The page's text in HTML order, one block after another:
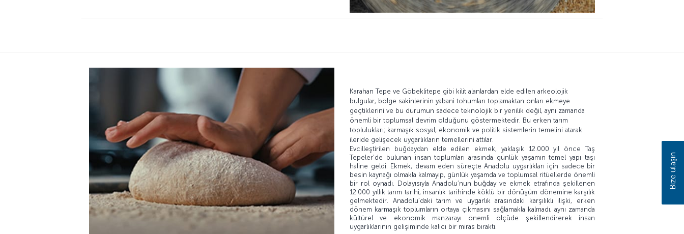
Karahan Tepe ve Göbeklitepe gibi kilit alanlardan elde edilen arkeolojik
bulgular, bölge sakinlerinin yabani tohumları toplamaktan onları ekmeye
geçtiklerini ve bu durumun sadece teknolojik bir yenilik değil, aynı zamanda
önemli bir toplumsal devrim olduğunu göstermektedir. Bu erken tarım
toplulukları; karmaşık sosyal, ekonomik ve politik sistemlerin temelini atarak
ileride gelişecek uygarlıkların temellerini attılar.
Evcilleştirilen buğdaydan elde edilen ekmek, yaklaşık 12.000 yıl önce Taş
Tepeler’de bulunan insan toplumları arasında günlük yaşamın temel yapı taşı
haline geldi. Ekmek, devam eden süreçte Anadolu uygarlıkları için sadece bir
besin kaynağı olmakla kalmayıp, günlük yaşamda ve toplumsal ritüellerde önemli
bir rol oynadı. Dolayısıyla Anadolu’nun buğday ve ekmek etrafında şekillenen
12.000 yıllık tarım tarihi, insanlık tarihinde köklü bir dönüşüm dönemine karşılık
gelmektedir. Anadolu’daki tarım ve uygarlık arasındaki karşılıklı ilişki, erken
dönem karmaşık toplumların ortaya çıkmasını sağlamakla kalmadı, aynı zamanda
kültürel ve ekonomik manzarayı önemli ölçüde şekillendirerek insan
uygarlıklarının gelişiminde kalıcı bir miras bıraktı.
Bize ulaşın